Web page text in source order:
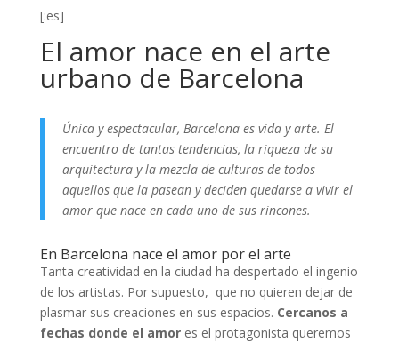
[:es]
El amor nace en el arte
urbano de Barcelona
Única y espectacular, Barcelona es vida y arte. El
encuentro de tantas tendencias, la riqueza de su
arquitectura y la mezcla de culturas de todos
aquellos que la pasean y deciden quedarse a vivir el
amor que nace en cada uno de sus rincones.
En Barcelona nace el amor por el arte
Tanta creatividad en la ciudad ha despertado el ingenio
de los artistas. Por supuesto, que no quieren dejar de
plasmar sus creaciones en sus espacios. Cercanos a
fechas donde el amores el protagonista queremos